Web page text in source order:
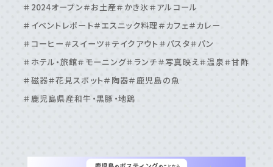
＃伊集院周辺
＃吉⽥・吉野周辺
＃天⽂館周辺
＃桜島周辺
＃鴨池・与次郎周辺 ＃鹿児島駅周辺
＃2024オープン＃お土産＃かき氷 ＃アルコール
＃イベントレポート＃エスニック料理 ＃カフェ＃カレー
＃コーヒー ＃スイーツ＃テイクアウト ＃パスタ＃パン
＃ホテル・旅館＃モーニング＃ランチ＃写真映え ＃温泉＃甘酢
＃磁器＃花見スポット＃陶器＃鹿児島の魚
＃鹿児島県産和牛・黒豚・地鶏